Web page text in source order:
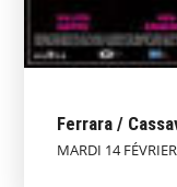
Ferrara /
MARDI 14